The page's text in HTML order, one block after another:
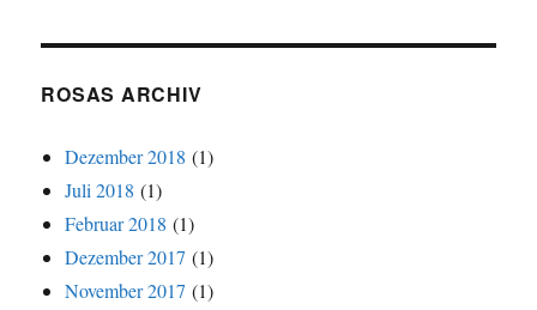
ROSAS ARCHIV
Dezember 2018 (1)
Juli 2018 (1)
Februar 2018 (1)
Dezember 2017 (1)
November 2017 (1)